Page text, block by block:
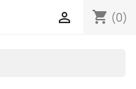
shopping_cart (0)
